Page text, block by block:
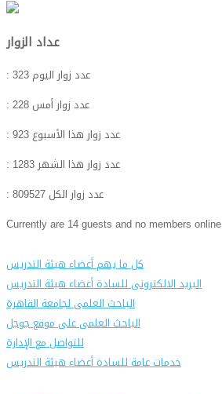
عداد الزوار
: عدد زوار اليوم323
: عدد زوار أمس 228
: عدد زوار هذا الأسبوع 923
: عدد زوار هذا الشهر1283
: عدد زوار الكل 809527
Currently are 14 guests and no members online
كل ما يهم أعضاء هيئة التدريس
البريد الالكترونى للسادة أعضاء هيئة التدريس
الباحث العلمى لجامعة القاهرة
الباحث العلمى على موقع جوجل
للتواصل مع الإدارة
خدمات عامة للسادة أعضاء هيئة التدريس